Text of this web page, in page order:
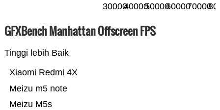
3000040000500006000070000
GFXBench Manhattan Offscreen FPS
Tinggi lebih Baik
Meizu M5s
Meizu m5 note
Xiaomi Redmi 4X